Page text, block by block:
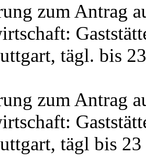
zum Antrag
tägl. bis
zum Antrag
tägl bis